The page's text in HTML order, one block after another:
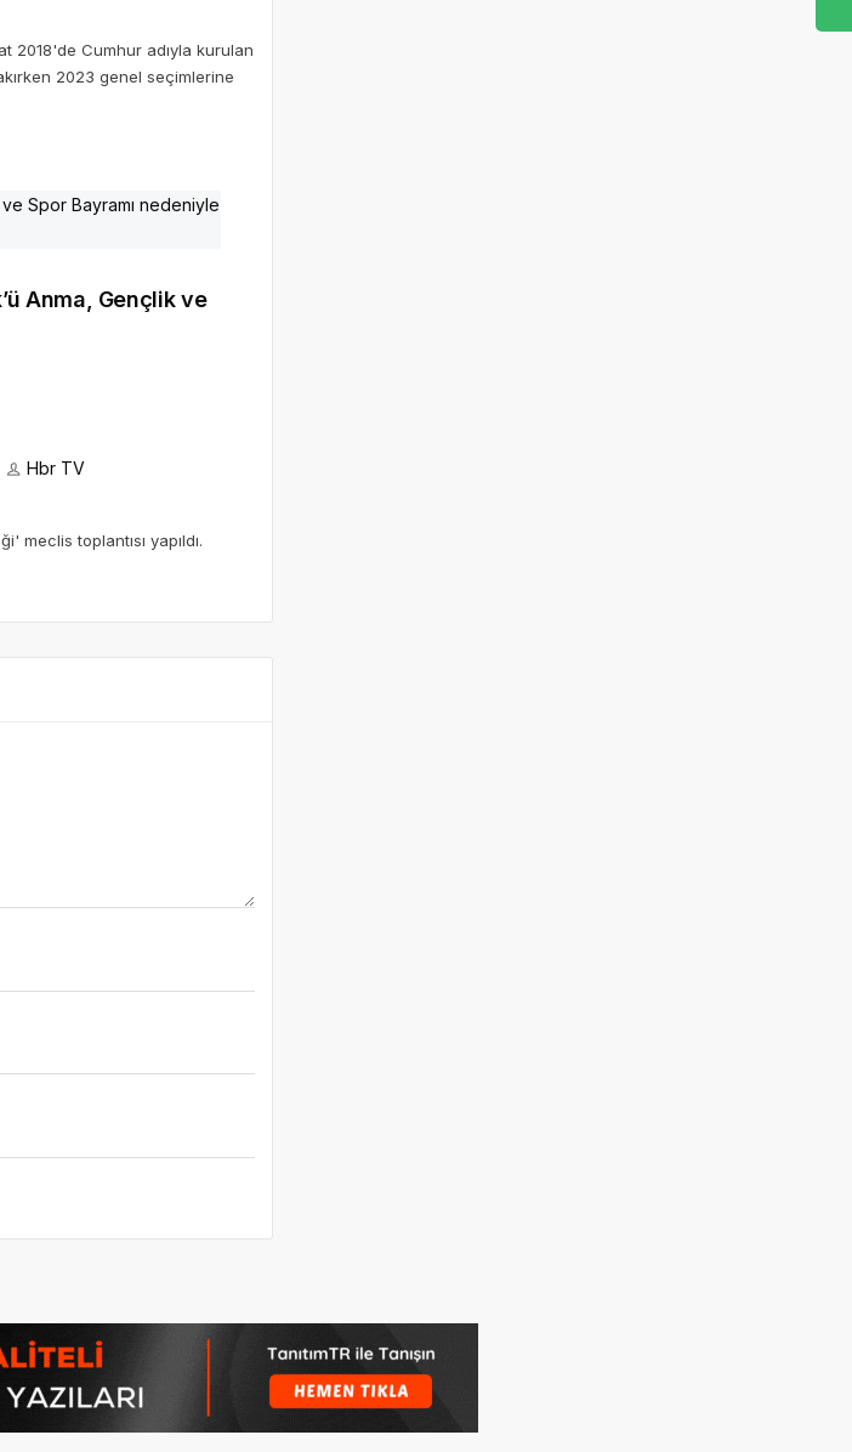
2018'de Cumhur adıyla kurulan
2023 genel seçimlerine
Anma, Gençlik ve
Hbr TV
meclis toplantısı yapıldı.